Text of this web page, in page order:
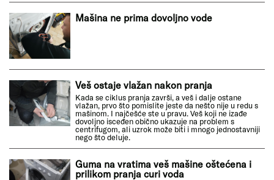
Mašina ne prima dovoljno vode
Veš ostaje vlažan nakon pranja
Kada se ciklus pranja završi, a veš i dalje ostane
vlažan, prvo što pomislite jeste da nešto nije u redu s
mašinom. I najčešće ste u pravu. Veš koji ne izađe
dovoljno isceđen obično ukazuje na problem s
centrifugom, ali uzrok može biti i mnogo jednostavniji
nego što deluje.
Guma na vratima veš mašine oštećena i
prilikom pranja curi voda